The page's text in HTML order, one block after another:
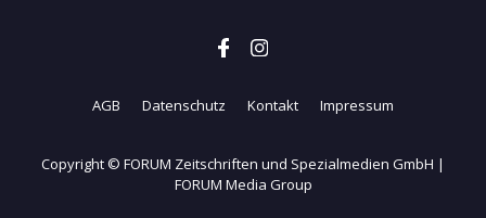
AGB Datenschutz Kontakt Impressum
Copyright © FORUM Zeitschriften und Spezialmedien GmbH |
FORUM Media Group